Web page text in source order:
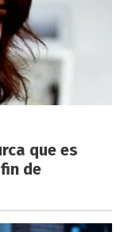
que es
de